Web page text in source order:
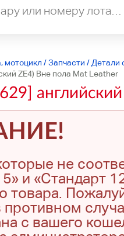
мотоцикл /Запчасти / Детали
ZE4) Вне пола Mat Leather
не
и «Стандарт
товара.
с вашего